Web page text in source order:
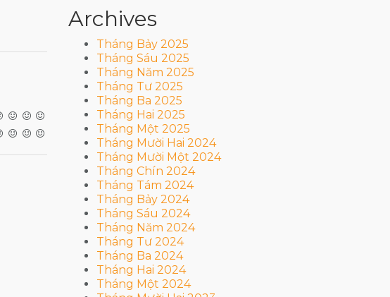
Archives
Tháng Bảy 2025
Tháng Sáu 2025
Tháng Năm 2025
Tháng Tư 2025
Tháng Ba 2025
Tháng Hai 2025
Tháng Một 2025
Tháng Mười Hai 2024
Tháng Mười Một 2024
Tháng Chín 2024
Tháng Tám 2024
Tháng Bảy 2024
Tháng Sáu 2024
Tháng Năm 2024
Tháng Tư 2024
Tháng Ba 2024
Tháng Hai 2024
Tháng Một 2024